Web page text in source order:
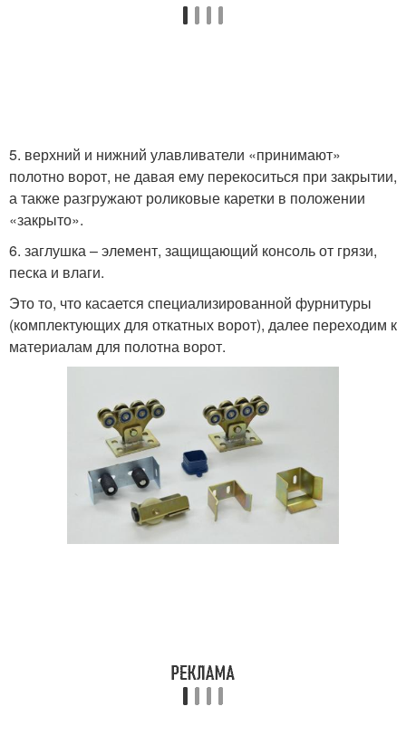
5. верхний и нижний улавливатели «принимают»
полотно ворот, не давая ему перекоситься при закрытии,
а также разгружают роликовые каретки в положении
«закрыто».
6. заглушка – элемент, защищающий консоль от грязи,
песка и влаги.
Это то, что касается специализированной фурнитуры
(комплектующих для откатных ворот), далее переходим к
материалам для полотна ворот.